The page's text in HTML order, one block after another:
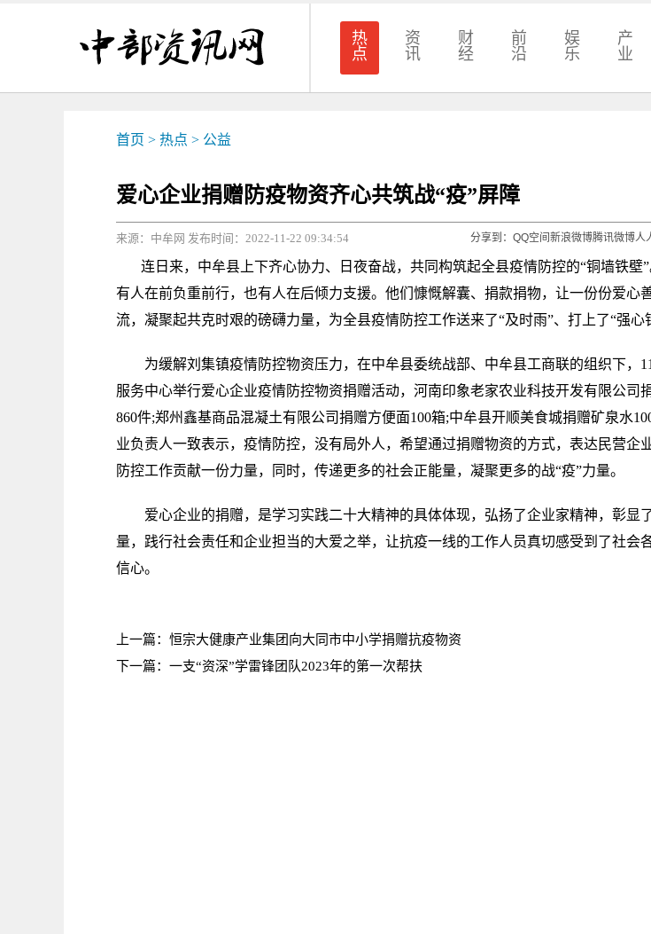
热
点
资
讯
财
经
前
沿
娱
乐
产
业
首页 > 热点 > 公益
爱心企业捐赠防疫物资齐心共筑战“疫”屏障
来源：中牟网 发布时间：2022-11-22 09:34:54 分享到： QQ空间 新浪微博腾讯微博人
连日来，中牟县上下齐心协力、日夜奋战，共同构筑起全县疫情防控的“铜墙铁壁”
有人在前负重前行，也有人在后倾力支援。他们慷慨解囊、捐款捐物，让一份份爱心
流，凝聚起共克时艰的磅礴力量，为全县疫情防控工作送来了“及时雨”、打上了“强心
为缓解刘集镇疫情防控物资压力，在中牟县委统战部、中牟县工商联的组织下，
服务中心举行爱心企业疫情防控物资捐赠活动，河南印象老家农业科技开发有限公司
860件;郑州鑫基商品混凝土有限公司捐赠方便面100箱;中牟县开顺美食城捐赠矿泉水
业负责人一致表示，疫情防控，没有局外人，希望通过捐赠物资的方式，表达民营企
防控工作贡献一份力量，同时，传递更多的社会正能量，凝聚更多的战“疫”力量。
爱心企业的捐赠，是学习实践二十大精神的具体体现，弘扬了企业家精神，彰显
量，践行社会责任和企业担当的大爱之举，让抗疫一线的工作人员真切感受到了社会
信心。
上一篇： 恒宗大健康产业集团向大同市中小学捐赠抗疫物资
下一篇： 一支“资深”学雷锋团队2023年的第一次帮扶